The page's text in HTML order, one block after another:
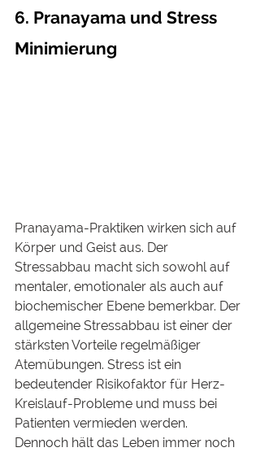
6. Pranayama und Stress
Minimierung
Pranayama-Praktiken wirken sich auf
Körper und Geist aus. Der
Stressabbau macht sich sowohl auf
mentaler, emotionaler als auch auf
biochemischer Ebene bemerkbar. Der
allgemeine Stressabbau ist einer der
stärksten Vorteile regelmäßiger
Atemübungen. Stress ist ein
bedeutender Risikofaktor für Herz-
Kreislauf-Probleme und muss bei
Patienten vermieden werden.
Dennoch hält das Leben immer noch